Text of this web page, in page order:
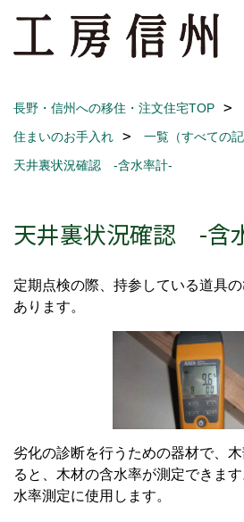
長野・信州への移住・注文住宅TOP
住まいのお手入れ
一覧（すべての記
天井裏状況確認 -含水率計-
天井裏状況確認 -含
定期点検の際、持参している道具
あります。
劣化の診断を行うための器材で、
ると、木材の含水率が測定できま
水率測定に使用します。